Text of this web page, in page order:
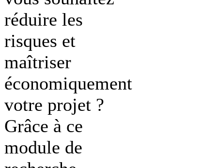
réduire les
risques et
maîtriser
économiquement
votre projet ?
Grâce à ce
module de